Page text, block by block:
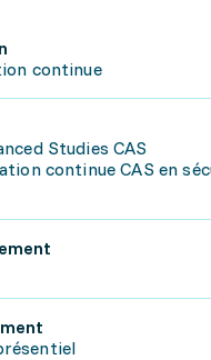
continue
Studies CAS
continue CAS en